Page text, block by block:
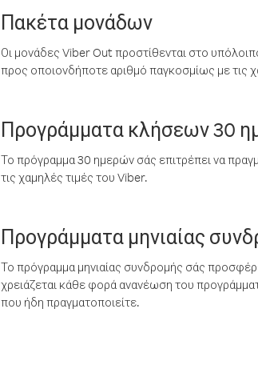
Πακέτα μονάδων
Οι μονάδες Viber Out προστίθενται στο
προς οποιονδήποτε αριθμό παγκοσμίως με τις
Προγράμματα κλήσεων 30
Το πρόγραμμα 30 ημερών σάς επιτρέπει να
τις χαμηλές τιμές του Viber.
Προγράμματα μηνιαίας
Το πρόγραμμα μηνιαίας συνδρομής σάς
χρειάζεται κάθε φορά ανανέωση του
που ήδη πραγματοποιείτε.